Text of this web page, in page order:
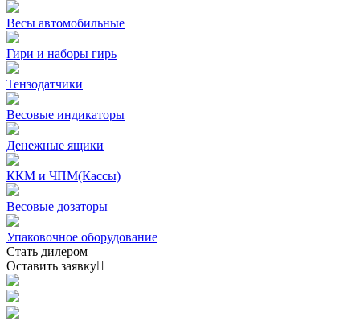
Весы автомобильные
Гири и наборы гирь
Тензодатчики
Весовые индикаторы
Денежные ящики
ККМ и ЧПМ(Кассы)
Весовые дозаторы
Упаковочное оборудование
Стать дилером
Оставить заявку